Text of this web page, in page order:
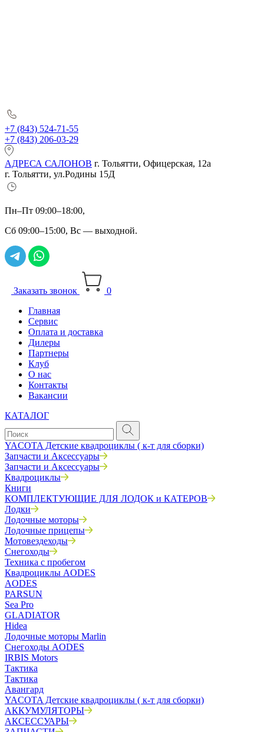
+7 (843) 524-71-55
+7 (843) 206-03-29
АДРЕСА САЛОНОВ г. Тольятти, Офицерская, 12а
г. Тольятти, ул.Родины 15Д
Пн–Пт 09:00–18:00,
Сб 09:00–15:00, Вс — выходной.
Заказать звонок
0
Главная
Сервис
Оплата и доставка
Дилеры
Партнеры
Клуб
О нас
Контакты
Вакансии
КАТАЛОГ
YACOTA Детские квадроциклы ( к-т для сборки)
Запчасти и Аксессуары
Запчасти и Аксессуары
Квадроциклы
Книги
КОМПЛЕКТУЮЩИЕ ДЛЯ ЛОДОК и КАТЕРОВ
Лодки
Лодочные моторы
Лодочные прицепы
Мотовездеходы
Снегоходы
Техника с пробегом
Квадроциклы AODES
AODES
PARSUN
Sea Pro
GLADIATOR
Hidea
Лодочные моторы Marlin
Снегоходы AODES
IRBIS Motors
Тактика
Тактика
Авангард
YACOTA Детские квадроциклы ( к-т для сборки)
АККУМУЛЯТОРЫ
АКСЕССУАРЫ